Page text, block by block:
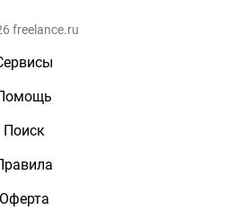
freelance.ru
Поиск
Оферта